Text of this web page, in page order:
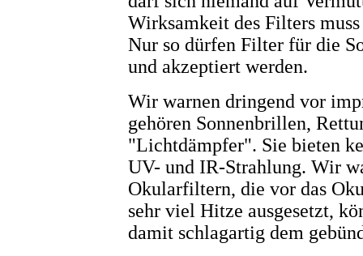
Wirksamkeit des Filters
Nur so dürfen Filter für die
und akzeptiert werden.
Wir warnen dringend vor
gehören Sonnenbrillen,
"Lichtdämpfer". Sie bieten
UV- und IR-Strahlung. Wir
Okularfiltern, die vor das
sehr viel Hitze ausgesetzt,
damit schlagartig dem